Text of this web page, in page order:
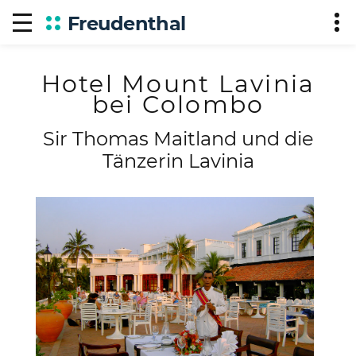
Freudenthal
Hotel Mount Lavinia
bei Colombo
Sir Thomas Maitland und die
Tänzerin Lavinia